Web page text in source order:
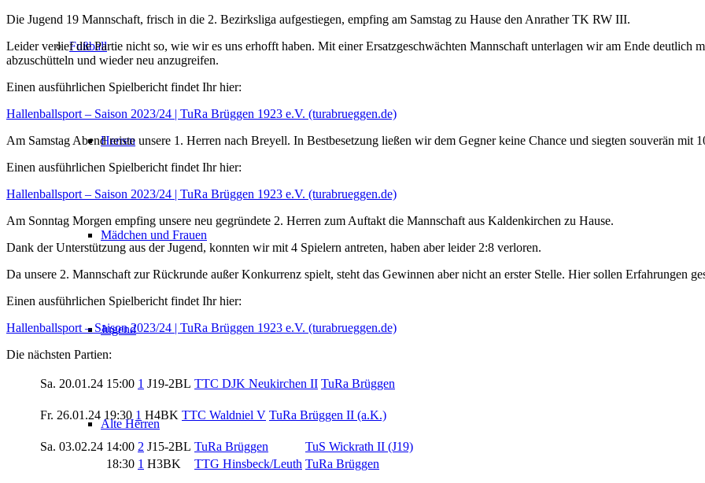
Fußball
Herren
Mädchen und Frauen
Jugend
Alte Herren
Die Jugend 19 Mannschaft, frisch in die 2. Bezirksliga aufgestiegen, empfing am Samstag zu Hause den Anrather TK RW III.
Leider verlief die Partie nicht so, wie wir es uns erhofft haben. Mit einer Ersatzgeschwächten Mannschaft unterlagen wir am Ende deutlich
abzuschütteln und wieder neu anzugreifen.
Einen ausführlichen Spielbericht findet Ihr hier:
Hallenballsport – Saison 2023/24 | TuRa Brüggen 1923 e.V. (turabrueggen.de)
Am Samstag Abend reiste unsere 1. Herren nach Breyell. In Bestbesetzung ließen wir dem Gegner keine Chance und siegten souverän mit
Einen ausführlichen Spielbericht findet Ihr hier:
Hallenballsport – Saison 2023/24 | TuRa Brüggen 1923 e.V. (turabrueggen.de)
Am Sonntag Morgen empfing unsere neu gegründete 2. Herren zum Auftakt die Mannschaft aus Kaldenkirchen zu Hause.
Dank der Unterstützung aus der Jugend, konnten wir mit 4 Spielern antreten, haben aber leider 2:8 verloren.
Da unsere 2. Mannschaft zur Rückrunde außer Konkurrenz spielt, steht das Gewinnen aber nicht an erster Stelle. Hier sollen Erfahrungen
Einen ausführlichen Spielbericht findet Ihr hier:
Hallenballsport – Saison 2023/24 | TuRa Brüggen 1923 e.V. (turabrueggen.de)
Die nächsten Partien:
Sa. 20.01.24 15:00 1 J19-2BL TTC DJK Neukirchen II TuRa Brüggen
Fr. 26.01.24 19:30 1 H4BK TTC Waldniel V TuRa Brüggen II (a.K.)
Sa. 03.02.24 14:00 2 J15-2BL TuRa Brüggen
TuS Wickrath II (J19)
18:30 1 H3BK TTG Hinsbeck/Leuth TuRa Brüggen